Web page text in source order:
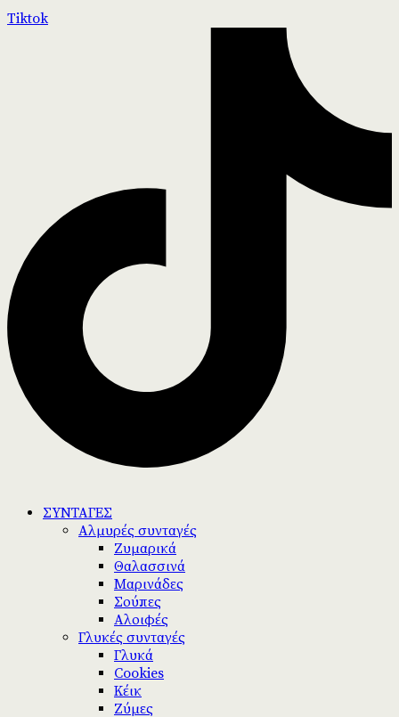
Tiktok
ΣΥΝΤΑΓΕΣ
Αλμυρές συνταγές
Ζυμαρικά
Θαλασσινά
Μαρινάδες
Σούπες
Αλοιφές
Γλυκές συνταγές
Γλυκά
Cookies
Κέικ
Ζύμες